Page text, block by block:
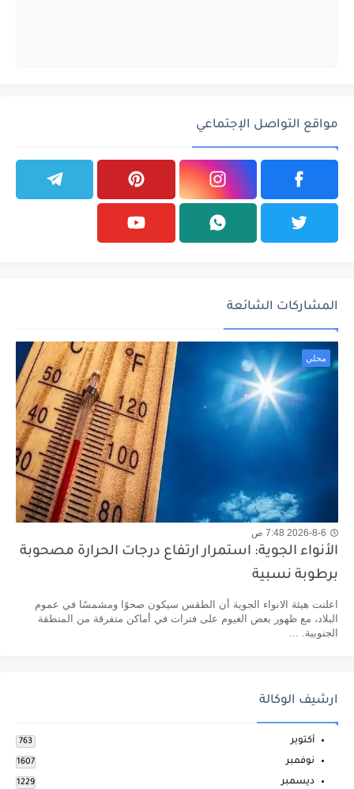
مواقع التواصل الإجتماعي
المشاركات الشائعة
محلي
2026-8-6 7:48 ص
الأنواء الجوية: استمرار ارتفاع درجات الحرارة مصحوبة
برطوبة نسبية
اعلنت هيئة الانواء الجوية أن الطقس سيكون صحوًا ومشمسًا في عموم
البلاد، مع ظهور بعض الغيوم على فترات في أماكن متفرقة من المنطقة
الجنوبية. ...
ارشيف الوكالة
أكتوبر 763
نوفمبر 1607
ديسمبر 1229